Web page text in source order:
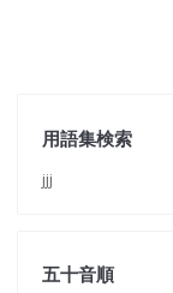
用語集検索
jjj
五十音順